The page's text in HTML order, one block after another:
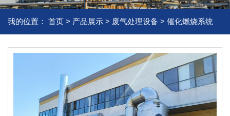
我的位置： 首页 > 产品展示 > 废气处理设备 > 催化燃烧系统